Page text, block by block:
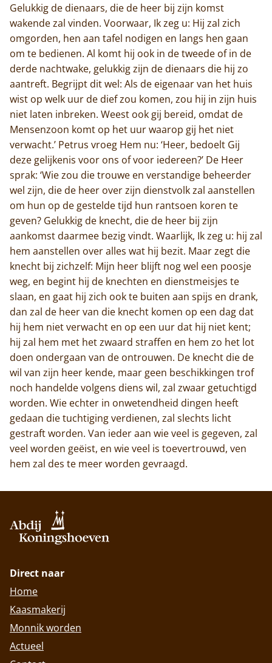
Gelukkig de dienaars, die de heer bij zijn komst
wakende zal vinden. Voorwaar, Ik zeg u: Hij zal zich
omgorden, hen aan tafel nodigen en langs hen gaan
om te bedienen. Al komt hij ook in de tweede of in de
derde nachtwake, gelukkig zijn de dienaars die hij zo
aantreft. Begrijpt dit wel: Als de eigenaar van het huis
wist op welk uur de dief zou komen, zou hij in zijn huis
niet laten inbreken. Weest ook gij bereid, omdat de
Mensenzoon komt op het uur waarop gij het niet
verwacht.’ Petrus vroeg Hem nu: ‘Heer, bedoelt Gij
deze gelijkenis voor ons of voor iedereen?’ De Heer
sprak: ‘Wie zou die trouwe en verstandige beheerder
wel zijn, die de heer over zijn dienstvolk zal aanstellen
om hun op de gestelde tijd hun rantsoen koren te
geven? Gelukkig de knecht, die de heer bij zijn
aankomst daarmee bezig vindt. Waarlijk, Ik zeg u: hij zal
hem aanstellen over alles wat hij bezit. Maar zegt die
knecht bij zichzelf: Mijn heer blijft nog wel een poosje
weg, en begint hij de knechten en dienstmeisjes te
slaan, en gaat hij zich ook te buiten aan spijs en drank,
dan zal de heer van die knecht komen op een dag dat
hij hem niet verwacht en op een uur dat hij niet kent;
hij zal hem met het zwaard straffen en hem zo het lot
doen ondergaan van de ontrouwen. De knecht die de
wil van zijn heer kende, maar geen beschikkingen trof
noch handelde volgens diens wil, zal zwaar getuchtigd
worden. Wie echter in onwetendheid dingen heeft
gedaan die tuchtiging verdienen, zal slechts licht
gestraft worden. Van ieder aan wie veel is gegeven, zal
veel worden geëist, en wie veel is toevertrouwd, ven
hem zal des te meer worden gevraagd.
Direct naar
Home
Kaasmakerij
Monnik worden
Actueel